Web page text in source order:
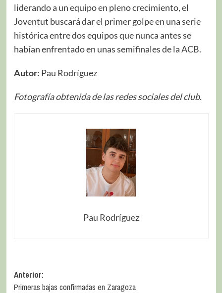
liderando a un equipo en pleno crecimiento, el
Joventut buscará dar el primer golpe en una serie
histórica entre dos equipos que nunca antes se
habían enfrentado en unas semifinales de la ACB.
Autor: Pau Rodríguez
Fotografía obtenida de las redes sociales del club.
Pau Rodríguez
Anterior:
Primeras bajas confirmadas en Zaragoza